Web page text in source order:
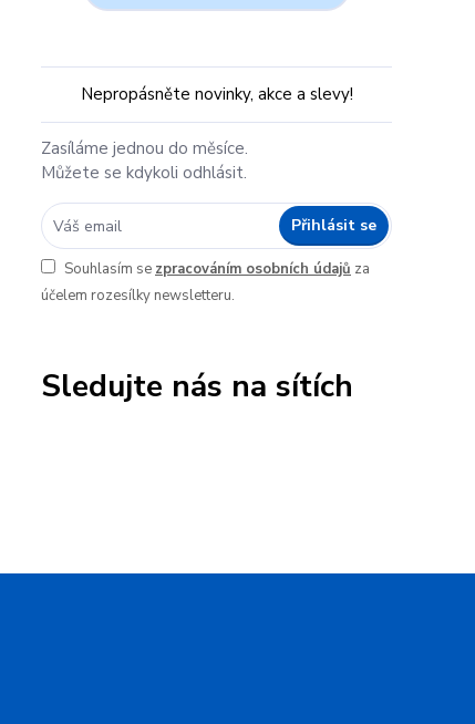
Nepropásněte novinky, akce a slevy!
Zasíláme jednou do měsíce.
Můžete se kdykoli odhlásit.
Přihlásit se
Souhlasím se zpracováním osobních údajů za
účelem rozesílky newsletteru.
Sledujte nás na sítích